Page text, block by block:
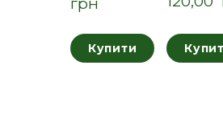
Купити